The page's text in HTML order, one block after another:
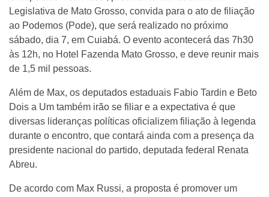
Legislativa de Mato Grosso, convida para o ato de filiação
ao Podemos (Pode), que será realizado no próximo
sábado, dia 7, em Cuiabá. O evento acontecerá das 7h30
às 12h, no Hotel Fazenda Mato Grosso, e deve reunir mais
de 1,5 mil pessoas.
Além de Max, os deputados estaduais Fabio Tardin e Beto
Dois a Um também irão se filiar e a expectativa é que
diversas lideranças políticas oficializem filiação à legenda
durante o encontro, que contará ainda com a presença da
presidente nacional do partido, deputada federal Renata
Abreu.
De acordo com Max Russi, a proposta é promover um